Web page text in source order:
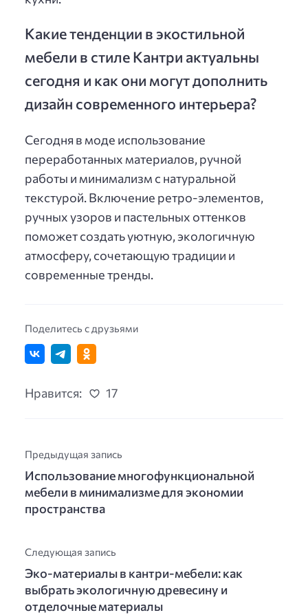
Какие тенденции в экостильной
мебели в стиле Кантри актуальны
сегодня и как они могут дополнить
дизайн современного интерьера?
Сегодня в моде использование
переработанных материалов, ручной
работы и минимализм с натуральной
текстурой. Включение ретро-элементов,
ручных узоров и пастельных оттенков
поможет создать уютную, экологичную
атмосферу, сочетающую традиции и
современные тренды.
Поделитесь с друзьями
Нравится: 17
Предыдущая запись
Использование многофункциональной
мебели в минимализме для экономии
пространства
Следующая запись
Эко-материалы в кантри-мебели: как
выбрать экологичную древесину и
отделочные материалы